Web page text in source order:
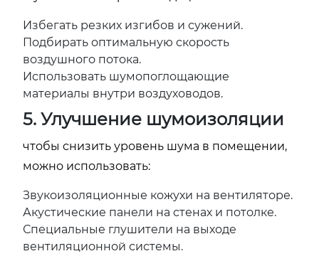
Избегать резких изгибов и сужений.
Подбирать оптимальную скорость
воздушного потока.
Использовать шумопоглощающие
материалы внутри воздуховодов.
5. Улучшение шумоизоляции
чтобы снизить уровень шума в помещении,
можно использовать:
Звукоизоляционные кожухи на вентиляторе.
Акустические панели на стенах и потолке.
Специальные глушители на выходе
вентиляционной системы.